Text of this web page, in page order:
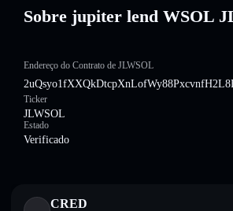
Sobre jupiter lend WSOL
Endereço do Contrato de JLWSOL
Ticker
JLWSOL
Estado
Verificado
CRED